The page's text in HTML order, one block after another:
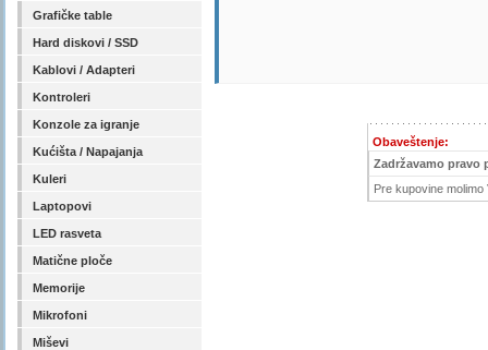
Grafičke table
Hard diskovi / SSD
Kablovi / Adapteri
Kontroleri
Konzole za igranje
Kućišta / Napajanja
Kuleri
Laptopovi
LED rasveta
Matične ploče
Memorije
Mikrofoni
Miševi
Obaveštenje:
Zadržavamo pravo
Pre kupovine